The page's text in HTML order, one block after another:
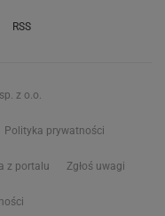
RSS
z o.o.
Polityka prywatności
z portalu Zgłoś uwagi